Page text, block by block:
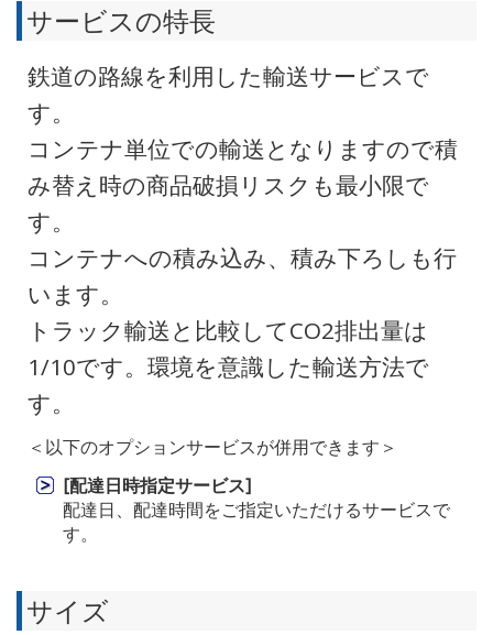
サービスの特長
鉄道の路線を利用した輸送サービスで
す。
コンテナ単位での輸送となりますので積
み替え時の商品破損リスクも最小限で
す。
コンテナへの積み込み、積み下ろしも行
います。
トラック輸送と比較してCO2排出量は
1/10です。環境を意識した輸送方法で
す。
＜以下のオプションサービスが併用できます＞
[配達日時指定サービス]
配達日、配達時間をご指定いただけるサービスで
す。
サイズ